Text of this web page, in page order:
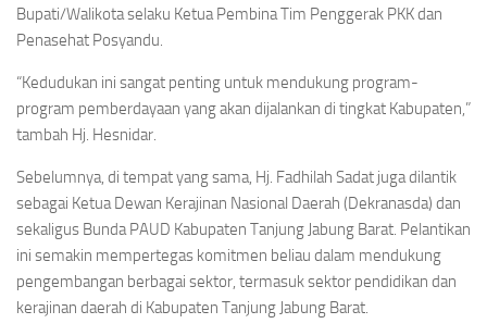
Bupati/Walikota selaku Ketua Pembina Tim Penggerak PKK dan
Penasehat Posyandu.
“Kedudukan ini sangat penting untuk mendukung program-
program pemberdayaan yang akan dijalankan di tingkat Kabupaten,”
tambah Hj. Hesnidar.
Sebelumnya, di tempat yang sama, Hj. Fadhilah Sadat juga dilantik
sebagai Ketua Dewan Kerajinan Nasional Daerah (Dekranasda) dan
sekaligus Bunda PAUD Kabupaten Tanjung Jabung Barat. Pelantikan
ini semakin mempertegas komitmen beliau dalam mendukung
pengembangan berbagai sektor, termasuk sektor pendidikan dan
kerajinan daerah di Kabupaten Tanjung Jabung Barat.